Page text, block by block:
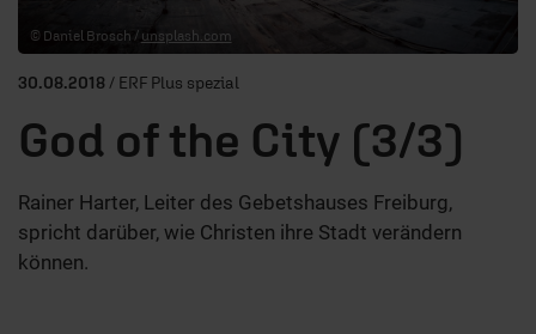
© Daniel Brosch / unsplash.com
30.08.2018 / ERF Plus spezial
God of the City (3/3)
Rainer Harter, Leiter des Gebetshauses Freiburg,
spricht darüber, wie Christen ihre Stadt verändern
können.